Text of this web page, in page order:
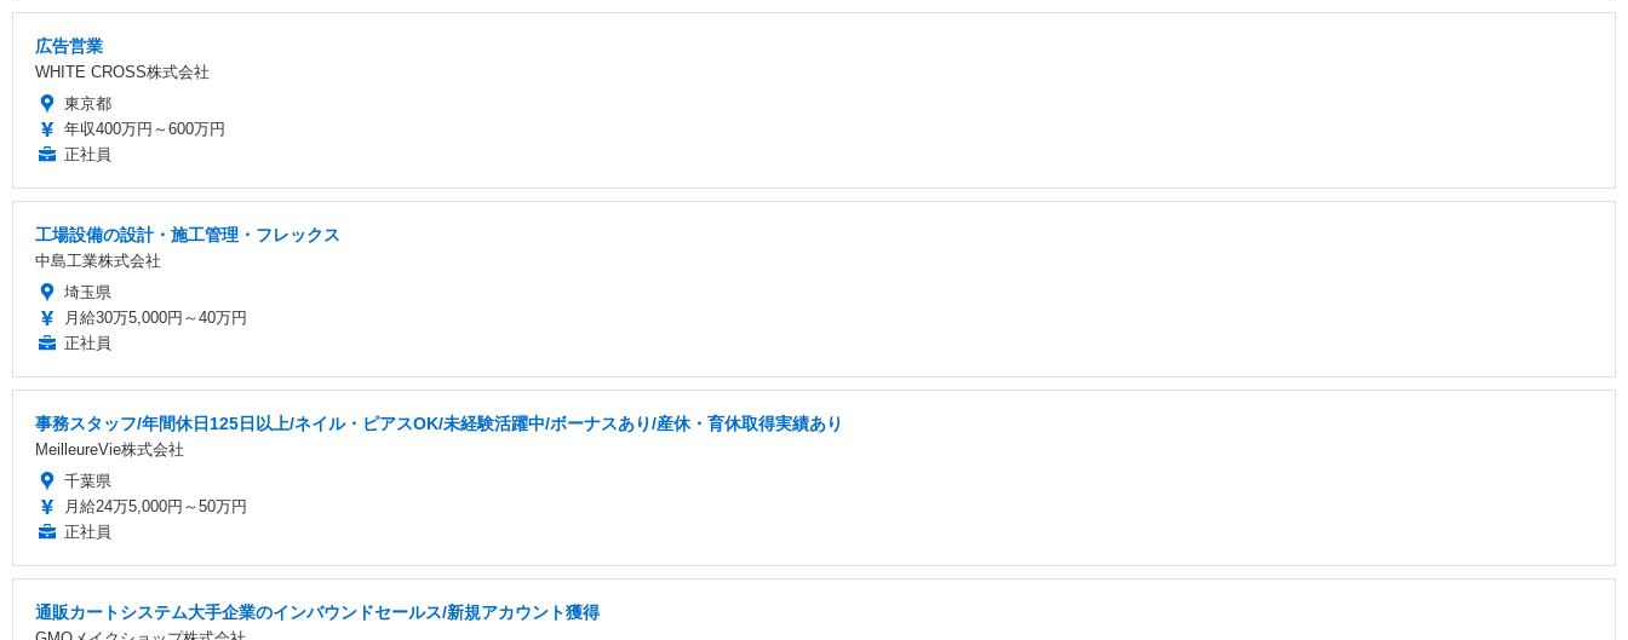
広告営業
WHITE CROSS株式会社
東京都
年収400万円～600万円
正社員
工場設備の設計・施工管理・フレックス
中島工業株式会社
埼玉県
月給30万5,000円～40万円
正社員
事務スタッフ/年間休日125日以上/ネイル・ピアスOK/未経験活躍中/ボーナスあり/産休・育休取得実績あり
MeilleureVie株式会社
千葉県
月給24万5,000円～50万円
正社員
通販カートシステム大手企業のインバウンドセールス/新規アカウント獲得